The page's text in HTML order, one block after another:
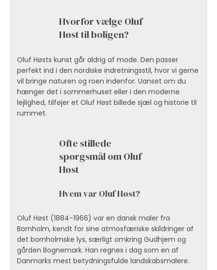
Hvorfor vælge Oluf
Høst til boligen?
Oluf Høsts kunst går aldrig af mode. Den passer
perfekt ind i den nordiske indretningsstil, hvor vi gerne
vil bringe naturen og roen indenfor. Uanset om du
hænger det i sommerhuset eller i den moderne
lejlighed, tilføjer et Oluf Høst billede sjæl og historie til
rummet.
Ofte stillede
spørgsmål om Oluf
Høst
Hvem var Oluf Høst?
Oluf Høst (1884-1966) var en dansk maler fra
Bornholm, kendt for sine atmosfæriske skildringer af
det bornholmske lys, særligt omkring Gudhjem og
gården Bognemark. Han regnes i dag som en af
Danmarks mest betydningsfulde landskabsmalere.